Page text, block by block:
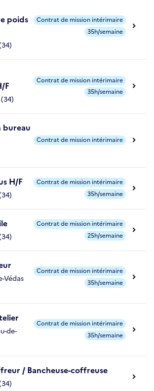
poids
Contrat de mission intérimaire
35h/semaine
F
Contrat de mission intérimaire
35h/semaine
bureau
Contrat de mission intérimaire
H/F
Contrat de mission intérimaire
35h/semaine
Contrat de mission intérimaire
25h/semaine
Védas
Contrat de mission intérimaire
35h/semaine
de-
Contrat de mission intérimaire
35h/semaine
/ Bancheuse-coffreuse